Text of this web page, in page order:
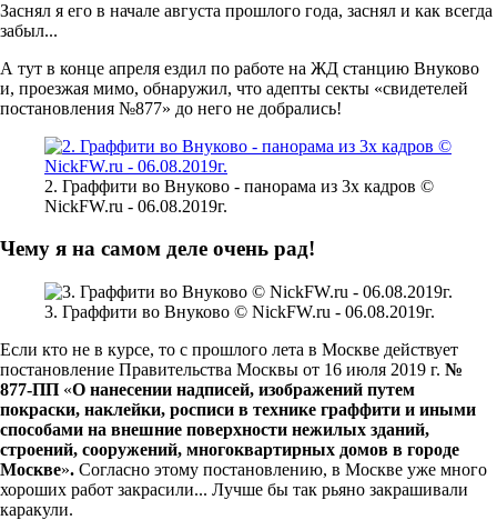
Заснял я его в начале августа прошлого года, заснял и как всегда
забыл...
А тут в конце апреля ездил по работе на ЖД станцию Внуково
и, проезжая мимо, обнаружил, что адепты секты «свидетелей
постановления №877» до него не добрались!
2. Граффити во Внуково - панорама из 3х кадров ©
NickFW.ru - 06.08.2019г.
Чему я на самом деле очень рад!
3. Граффити во Внуково © NickFW.ru - 06.08.2019г.
Если кто не в курсе, то с прошлого лета в Москве действует
постановление Правительства Москвы от 16 июля 2019 г. №
877-ПП «О нанесении надписей, изображений путем
покраски, наклейки, росписи в технике граффити и иными
способами на внешние поверхности нежилых зданий,
строений, сооружений, многоквартирных домов в городе
Москве». Согласно этому постановлению, в Москве уже много
хороших работ закрасили... Лучше бы так рьяно закрашивали
каракули.